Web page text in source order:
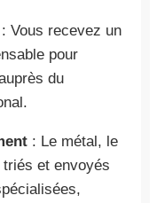
: Vous recevez un
pour
du
: Le métal, le
et envoyés